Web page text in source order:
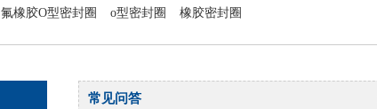
氟橡胶O型密封圈 o型密封圈 橡胶密封圈
常见问答